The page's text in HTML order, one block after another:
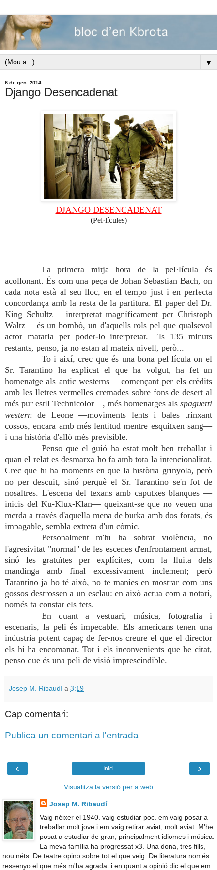
▼
6 de gen. 2014
Django Desencadenat
DJANGO DESENCADENAT
(Pel·lícules)
La primera mitja hora de la pel·lícula és
acollonant. És com una peça de Johan Sebastian Bach, on
cada nota està al seu lloc, en el tempo just i en perfecta
concordança amb la resta de la partitura. El paper del Dr.
King Schultz —interpretat magníficament per Christoph
Waltz— és un bombó, un d'aquells rols pel que qualsevol
actor mataria per poder-lo interpretar. Els 135 minuts
restants, penso, ja no estan al mateix nivell, però...
To i així, crec que és una bona pel·lícula on el
Sr. Tarantino ha explicat el que ha volgut, ha fet un
homenatge als antic westerns —començant per els crèdits
amb les lletres vermelles cremades sobre fons de desert al
més pur estil Technicolor—, més homenatges als spaguetti
western de Leone —moviments lents i bales trinxant
cossos, encara amb més lentitud mentre esquitxen sang—
i una història d'allò més previsible.
Penso que el guió ha estat molt ben treballat i
quan el relat es desmarxa ho fa amb tota la intencionalitat.
Crec que hi ha moments en que la història grinyola, però
no per descuit, sinó perquè el Sr. Tarantino se'n fot de
nosaltres. L'escena del texans amb caputxes blanques —
inicis del Ku-Klux-Klan— queixant-se que no veuen una
merda a través d'aquella mena de burka amb dos forats, és
impagable, sembla extreta d'un còmic.
Personalment m'hi ha sobrat violència, no
l'agresivitat "normal" de les escenes d'enfrontament armat,
sinó les gratuïtes per explícites, com la lluita dels
mandinga amb final excessivament inclement; però
Tarantino ja ho té això, no te manies en mostrar com uns
gossos destrossen a un esclau: en això actua com a notari,
només fa constar els fets.
En quant a vestuari, música, fotografia i
escenaris, la peli és impecable. Els americans tenen una
industria potent capaç de fer-nos creure el que el director
els hi ha encomanat. Tot i els inconvenients que he citat,
penso que és una peli de visió imprescindible.
Josep M. Ribaudí a 3:19
Cap comentari:
Publica un comentari a l'entrada
‹ ›
Inici
Visualitza la versió per a web
Josep M. Ribaudí
Vaig néixer el 1940, vaig estudiar poc, em vaig posar a
treballar molt jove i em vaig retirar aviat, molt aviat. M'he
posat a estudiar de gran, principalment idiomes i música.
La meva família ha progressat x3. Una dona, tres fills,
nou néts. De teatre opino sobre tot el que veig. De literatura només
ressenyo el que més m'ha agradat i en quant a opinió dic el que em